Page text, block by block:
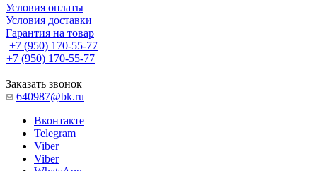
Условия оплаты
Условия доставки
Гарантия на товар
+7 (950) 170-55-77
+7 (950) 170-55-77
Заказать звонок
640987@bk.ru
Вконтакте
Telegram
Viber
Viber